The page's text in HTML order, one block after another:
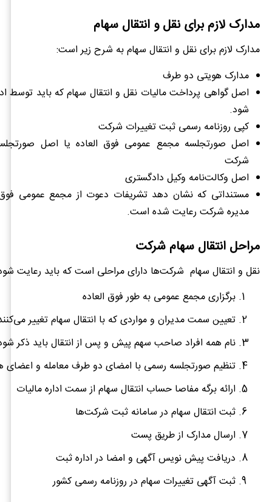
مدارک لازم برای نقل و انتقال سهام
مدارک لازم برای نقل و انتقال سهام به شرح زیر است:
مدارک هویتی دو طرف
اصل گواهی پرداخت مالیات نقل و انتقال سهام که باید توسط
شود.
کپی روزنامه رسمی ثبت تغییرات شرکت
اصل صورتجلسه مجمع عمومی فوق العاده یا اصل
شرکت
اصل وکالت‌نامه وکیل دادگستری
مستنداتی که نشان دهد تشریفات دعوت از مجمع عمومی
مدیره شرکت رعایت شده است.
مراحل انتقال سهام شرکت
نقل و انتقال سهام شرکت‌ها دارای مراحلی است که باید رعایت
برگزاری مجمع عمومی به طور فوق العاده
تعیین سمت مدیران و مواردی که با انتقال سهام تغییر
نام همه افراد صاحب سهم پیش و پس از انتقال باید ذکر
تنظیم صورتجلسه رسمی با امضای دو طرف معامله و اعضای
ارائه برگه مفاصا حساب انتقال سهام از سمت اداره مالیات
ثبت انتقال سهام در سامانه ثبت شرکت‌ها
ارسال مدارک از طریق پست
دریافت پیش نویس آگهی و امضا در اداره ثبت
ثبت آگهی تغییرات سهام در روزنامه رسمی کشور